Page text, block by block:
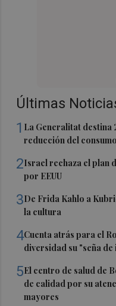
Últimas
1 La Generalitat destina
reducción del
2Israel rechaza el plan
por EEUU
3De Frida Kahlo a
la cultura
4Cuenta atrás para el
diversidad su "seña
5El centro de salud de
de calidad por su
mayores